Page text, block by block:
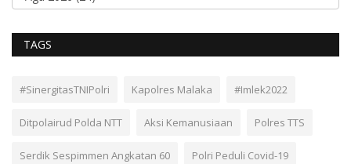
TAGS
#SinergitasTNIPolri Kapolres Malaka #Imlek2022
Ditpolairud Polda NTT Aksi Kemanusiaan Polres TTS
Serdik Sespimmen Angkatan 60 Polri Peduli Covid-19